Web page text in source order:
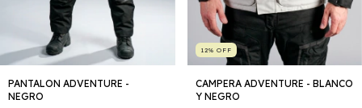
PANTALON ADVENTURE -
NEGRO
12% OFF
CAMPERA ADVENTURE - BLANCO
Y NEGRO